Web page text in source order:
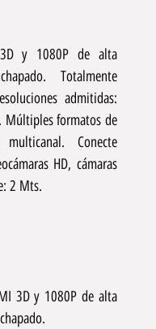
y 1080P de alta
Totalmente
admitidas:
formatos de
Conecte
HD, cámaras
2 Mts.
3D y 1080P de alta